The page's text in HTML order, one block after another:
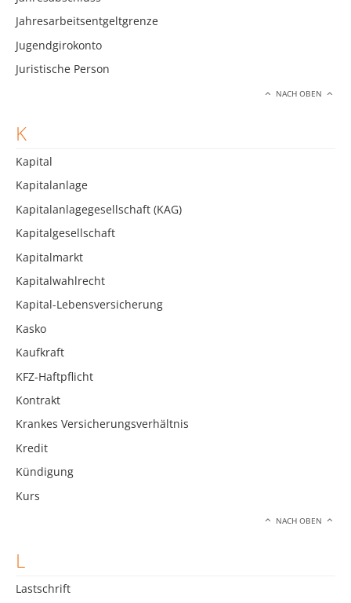
Jahresarbeitsentgeltgrenze
Jugendgirokonto
Juristische Person
NACH OBEN
K
Kapital
Kapitalanlage
Kapitalanlagegesellschaft (KAG)
Kapitalgesellschaft
Kapitalmarkt
Kapitalwahlrecht
Kapital-Lebensversicherung
Kasko
Kaufkraft
KFZ-Haftpflicht
Kontrakt
Krankes Versicherungsverhältnis
Kredit
Kündigung
Kurs
NACH OBEN
L
Lastschrift